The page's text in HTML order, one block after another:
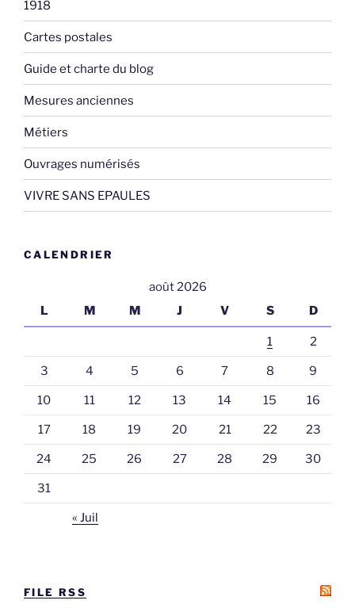
1918
Cartes postales
Guide et charte du blog
Mesures anciennes
Métiers
Ouvrages numérisés
VIVRE SANS EPAULES
CALENDRIER
août 2026
L
M M J V S D
1 2
3 4 5 6 7 8 9
10 11 12 13 14 15 16
17 18 19 20 21 22 23
24 25 26 27 28 29 30
31
« Juil
FILE RSS